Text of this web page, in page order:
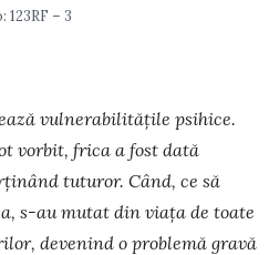
123RF – 3
vulnerabilitățile psihice.
vorbit, frica a fost dată
tuturor. Când, ce să
s-au mutat din viața de toate
devenind o problemă gravă